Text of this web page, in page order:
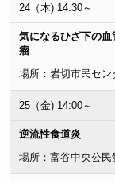
24（木) 14:30～
気になるひざ下の
瘤
場所：岩切市民セ
25（金) 14:00～
逆流性食道炎
場所：富谷中央公